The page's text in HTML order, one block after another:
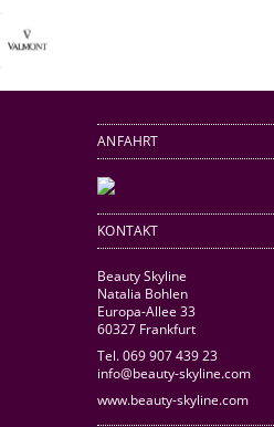
ANFAHRT
KONTAKT
Beauty Skyline
Natalia Bohlen
Europa-Allee 33
60327 Frankfurt
Tel. 069 907 439 23
info@beauty-skyline.com
www.beauty-skyline.com